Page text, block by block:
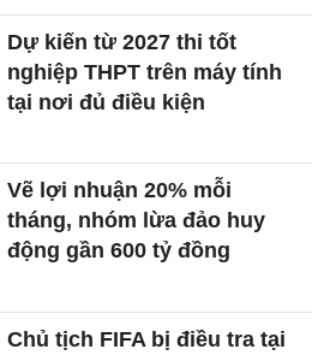
Dự kiến từ 2027 thi tốt
nghiệp THPT trên máy tính
tại nơi đủ điều kiện
Vẽ lợi nhuận 20% mỗi
tháng, nhóm lừa đảo huy
động gần 600 tỷ đồng
Chủ tịch FIFA bị điều tra tại